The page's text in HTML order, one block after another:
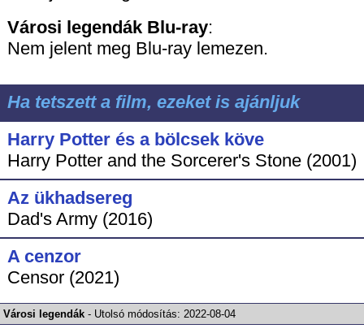
Városi legendák Blu-ray:
Nem jelent meg Blu-ray lemezen.
Ha tetszett a film, ezeket is ajánljuk
Harry Potter és a bölcsek köve
Harry Potter and the Sorcerer's Stone (2001)
Az ükhadsereg
Dad's Army (2016)
A cenzor
Censor (2021)
Városi legendák - Utolsó módosítás:2022-08-04